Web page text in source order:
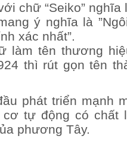
chữ “Seiko” nghĩa
mang ý nghĩa là
xác nhất”.
làm tên thương
thì rút gọn tên
phát triển mạnh
tự động có chất
phương Tây.